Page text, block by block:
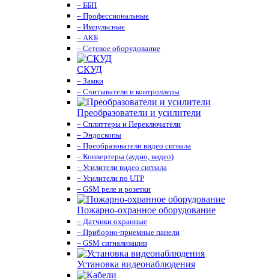
– ББП
– Профессиональные
– Импульсные
– АКБ
– Сетевое оборудование
СКУД
– Замки
– Считыватели и контроллеры
Преобразователи и усилители
– Сплиттеры и Переключатели
– Эндоскопы
– Преобразователи видео сигнала
– Конвертеры (аудио, видео)
– Усилители видео сигнала
– Усилители по UTP
– GSM реле и розетки
Пожарно-охранное оборудование
– Датчики охранные
– Приборно-приемные панели
– GSM сигнализации
Установка видеонаблюдения